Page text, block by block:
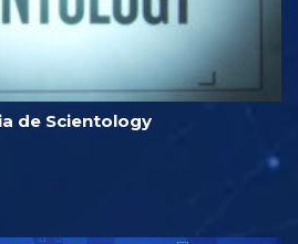
de Scientology